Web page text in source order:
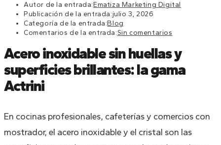
Autor de la entrada:Ematiza Marketing Digital
Publicación de la entrada:julio 3, 2026
Categoría de la entrada:Blog
Comentarios de la entrada:Sin comentarios
Acero inoxidable sin huellas y
superficies brillantes: la gama
Actrini
En cocinas profesionales, cafeterías y comercios con
mostrador, el acero inoxidable y el cristal son las